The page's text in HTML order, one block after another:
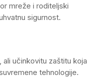
mreže i roditeljski
sigurnost.
ali učinkovitu zaštitu koja
tehnologije.